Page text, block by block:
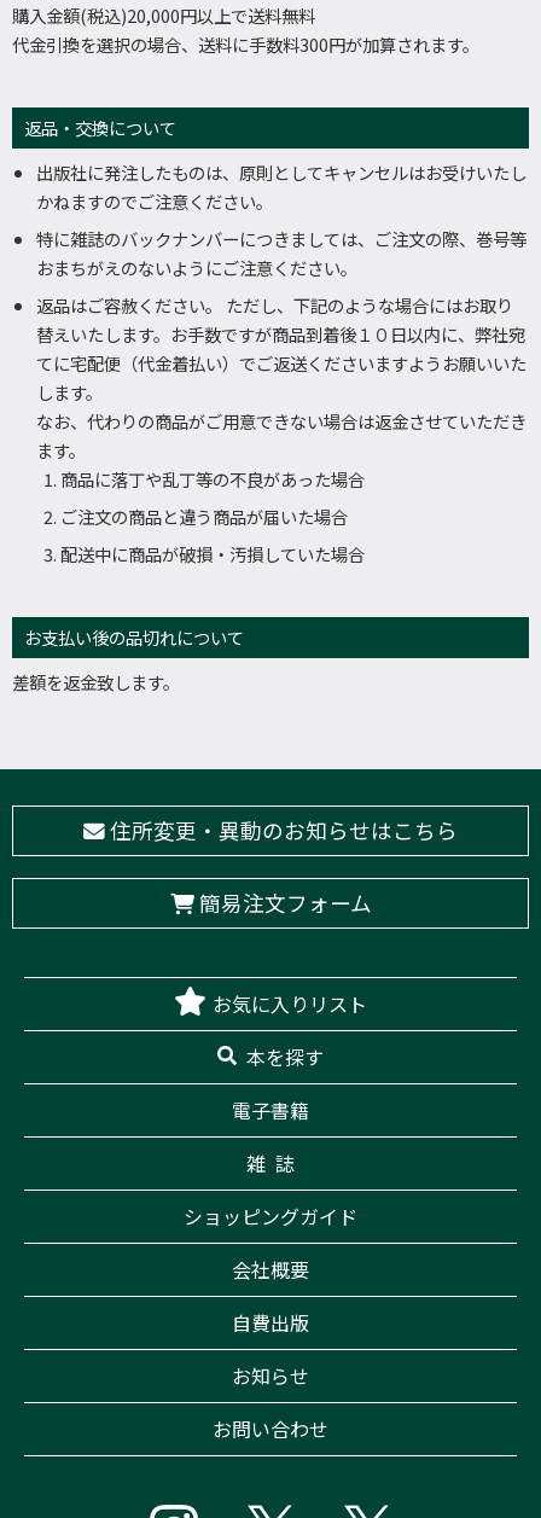
購入金額(税込)20,000円以上で送料無料
代金引換を選択の場合、送料に手数料300円が加算されます。
返品・交換について
出版社に発注したものは、原則としてキャンセルはお受けいたし
かねますのでご注意ください。
特に雑誌のバックナンバーにつきましては、ご注文の際、巻号等
おまちがえのないようにご注意ください。
返品はご容赦ください。 ただし、下記のような場合にはお取り
替えいたします。お手数ですが商品到着後１０日以内に、弊社宛
てに宅配便（代金着払い）でご返送くださいますようお願いいた
します。
なお、代わりの商品がご用意できない場合は返金させていただき
ます。
商品に落丁や乱丁等の不良があった場合
ご注文の商品と違う商品が届いた場合
配送中に商品が破損・汚損していた場合
お支払い後の品切れについて
差額を返金致します。
住所変更・異動のお知らせはこちら
簡易注文フォーム
お気に入りリスト
本を探す
電子書籍
雑 誌
ショッピングガイド
会社概要
自費出版
お知らせ
お問い合わせ